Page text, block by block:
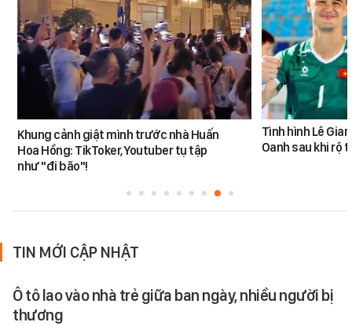
Khung cảnh giật mình trước nhà Huấn
Hoa Hồng: TikToker, Youtuber tụ tập
như "đi bão"!
Tình hình Lê
Oanh sau khi rộ
TIN MỚI CẬP NHẬT
Ô tô lao vào nhà trẻ giữa ban ngày, nhiều người bị
thương